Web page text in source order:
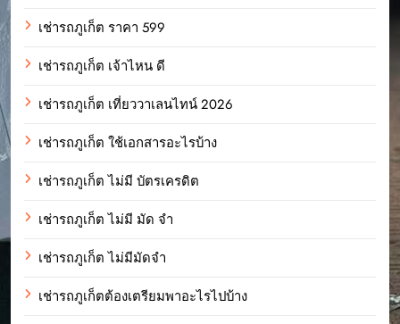
เช่ารถภูเก็ต ราคา 599
เช่ารถภูเก็ต เจ้าไหน ดี
เช่ารถภูเก็ต เที่ยววาเลนไทน์ 2026
เช่ารถภูเก็ต ใช้เอกสารอะไรบ้าง
เช่ารถภูเก็ต ไม่มี บัตรเครดิต
เช่ารถภูเก็ต ไม่มี มัด จํา
เช่ารถภูเก็ต ไม่มีมัดจำ
เช่ารถภูเก็ตต้องเตรียมพาอะไรไปบ้าง